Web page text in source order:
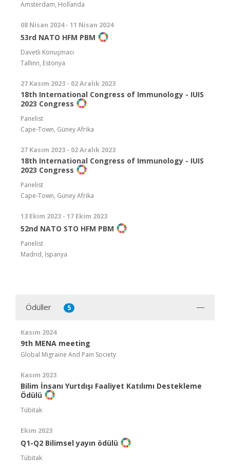
Amsterdam, Hollanda
08 Nisan 2024 - 11 Nisan 2024
53rd NATO HFM PBM
Davetli Konuşmacı
Tallinn, Estonya
27 Kasım 2023 - 02 Aralık 2023
18th International Congress of Immunology - IUIS
2023 Congress
Panelist
Cape-Town, Güney Afrika
27 Kasım 2023 - 02 Aralık 2023
18th International Congress of Immunology - IUIS
2023 Congress
Panelist
Cape-Town, Güney Afrika
13 Ekim 2023 - 17 Ekim 2023
52nd NATO STO HFM PBM
Panelist
Madrid, İspanya
Ödüller 5
Kasım 2024
9th MENA meeting
Global Migraine And Pain Society
Kasım 2023
Bilim İnsanı Yurtdışı Faaliyet Katılımı Destekleme
Ödülü
Tübitak
Ekim 2023
Q1-Q2 Bilimsel yayın ödülü
Tübitak